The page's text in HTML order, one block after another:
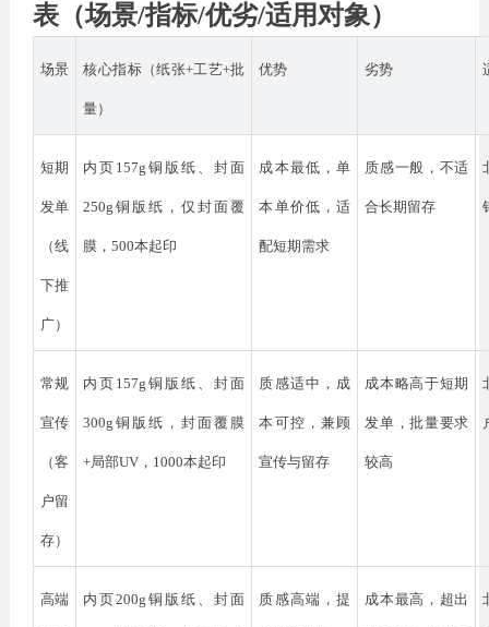
表（场景/指标/优劣/适用对象）
场景 核心指标（纸张+工艺+批
量）
优势 劣势
短期
发单
（线
下推
广）
内页 157g铜版纸、封面
250g铜版纸，仅封面覆
膜，500本起印
成本最低，单
本单价低，适
配短期需求
质感一般，不适
合长期留存
常规
宣传
（客
户留
存）
内页 157g铜版纸、封面
300g铜版纸，封面覆膜
+局部UV，1000本起印
质感适中，成
本可控，兼顾
宣传与留存
成本略高于短期
发单，批量要求
较高
高端 内页200g铜版纸、封面 质感高端，提 成本最高，超出